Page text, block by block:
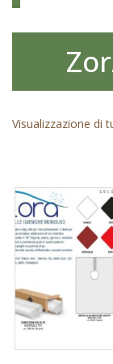
Visualizzazione di